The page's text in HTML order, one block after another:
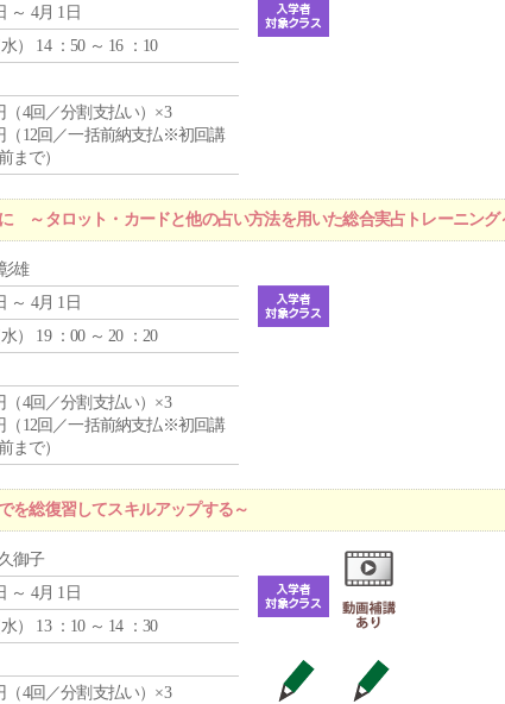
～ 4月 1日
水） 14 ：50 ～ 16 ：10
（4回／分割支払い）×3
（12回／一括前納支払※初回講
まで）
～タロット・カードと他の占い方法を用いた総合実占トレーニング
雄
～ 4月 1日
水） 19 ：00 ～ 20 ：20
（4回／分割支払い）×3
（12回／一括前納支払※初回講
まで）
を総復習してスキルアップする～
御子
～ 4月 1日
水） 13 ：10 ～ 14 ：30
（4回／分割支払い）×3